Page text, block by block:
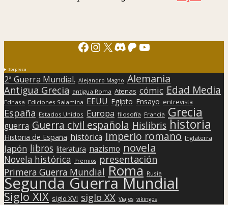
Facebook
Instagram
X Discord
Patreon
YouTube
Sorpresa
2ª Guerra Mundial. Alejandro Magno Alemania
Antigua Grecia antigua Roma Atenas cómic Edad Media
Edhasa Ediciones Salamina EEUU Egipto Ensayo entrevista
España Estados Unidos Europa filosofía Francia Grecia
guerra Guerra civil española Hislibris historia
Historia de España histórica Imperio romano Inglaterra
Japón libros literatura nazismo novela
Novela histórica Premios presentación
Primera Guerra Mundial Roma Rusia
Segunda Guerra Mundial
Siglo XIX siglo XVI siglo XX Viajes vikingos